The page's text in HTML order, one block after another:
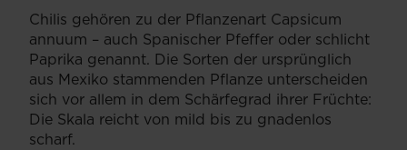
Chilis gehören zu der Pflanzenart Capsicum
annuum – auch Spanischer Pfeffer oder schlicht
Paprika genannt. Die Sorten der ursprünglich
aus Mexiko stammenden Pflanze unterscheiden
sich vor allem in dem Schärfegrad ihrer Früchte:
Die Skala reicht von mild bis zu gnadenlos
scharf.